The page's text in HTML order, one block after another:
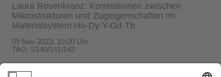
Laura Rosenkranz: Korrelationen zwischen
Mikrostrukturen und Zugeigenschaften im
Materialsystem Ho-Dy-Y-Gd-Tb
09 Nov 2023, 10:00 Uhr
TAO, S140/141/142
Verantwortlich für die Redaktion: